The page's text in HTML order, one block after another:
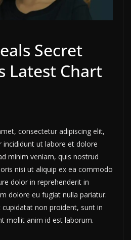
Secret
Latest Chart
consectetur adipiscing elit,
ut labore et dolore
minim veniam, quis nostrud
nisi ut aliquip ex ea commodo
dolor in reprehenderit in
dolore eu fugiat nulla pariatur.
non proident, sunt in
mollit anim id est laborum.